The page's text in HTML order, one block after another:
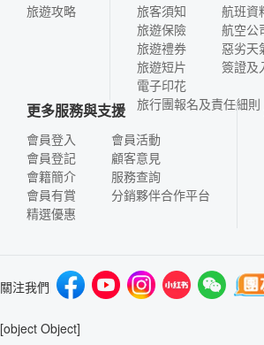
旅遊攻略
旅客須知
旅遊保險
旅遊禮券
旅遊短片
電子印花
航班資
航空公
惡劣天
簽證及
旅行團報名及責任細則
更多服務與支援
會員登入
會員登記
會籍簡介
會員有賞
精選優惠
會員活動
顧客意見
服務查詢
分銷夥伴合作平台
關注我們
[object Object]